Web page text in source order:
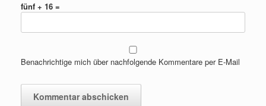
fünf + 16 =
Benachrichtige mich über nachfolgende Kommentare per E-Mail